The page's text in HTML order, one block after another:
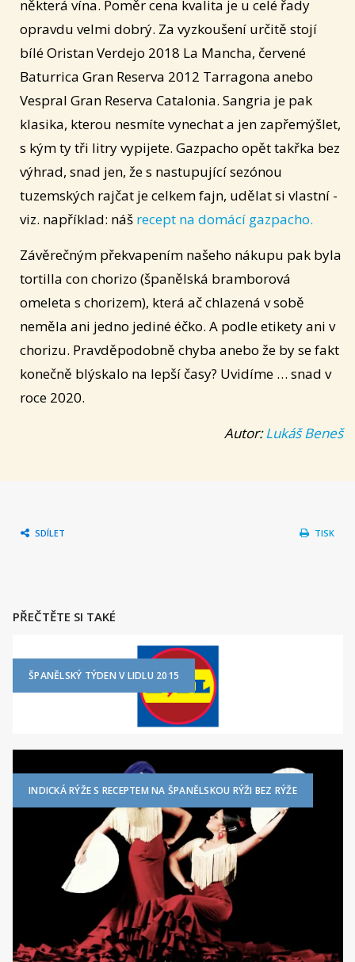
některá vína. Poměr cena kvalita je u celé řady
opravdu velmi dobrý. Za vyzkoušení určitě stojí
bílé Oristan Verdejo 2018 La Mancha, červené
Baturrica Gran Reserva 2012 Tarragona anebo
Vespral Gran Reserva Catalonia. Sangria je pak
klasika, kterou nesmíte vynechat a jen zapřemýšlet,
s kým ty tři litry vypijete. Gazpacho opět takřka bez
výhrad, snad jen, že s nastupující sezónou
tuzemských rajčat je celkem fajn, udělat si vlastní -
viz. například: náš recept na domácí gazpacho.
Závěrečným překvapením našeho nákupu pak byla
tortilla con chorizo (španělská bramborová
omeleta s chorizem), která ač chlazená v sobě
neměla ani jedno jediné éčko. A podle etikety ani v
chorizu. Pravděpodobně chyba anebo že by se fakt
konečně blýskalo na lepší časy? Uvidíme … snad v
roce 2020.
Autor:Lukáš Beneš
SDÍLET TISK
PŘEČTĚTE SI TAKÉ
ŠPANĚLSKÝ TÝDEN V LIDLU 2015
INDICKÁ RÝŽE S RECEPTEM NA ŠPANĚLSKOU RÝŽI BEZ RÝŽE